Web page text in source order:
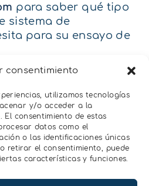
consentimiento
utilizamos tecnologías
y/o acceder a la
El consentimiento de estas
datos como el
o las identificaciones únicas
retirar el consentimiento, puede
características y funciones.
para saber qué tipo
sistema de
para su ensayo de
campo fácil y
del sensor de
es fácil y rápida.
del kit de
a disposición